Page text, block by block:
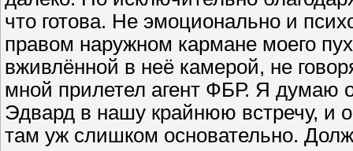
что готова. Не эмоционально и
правом наружном кармане моего
вживлённой в неё камерой, не
мной прилетел агент ФБР. Я думаю
Эдвард в нашу крайнюю встречу, и
там уж слишком основательно.